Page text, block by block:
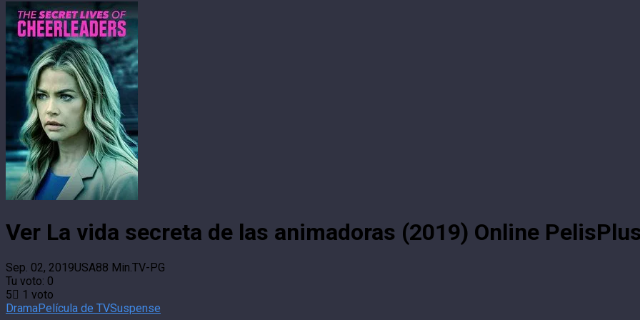
Ver La vida secreta de las animadoras (2019) Online
Sep. 02, 2019USA88 Min.TV-PG
Tu voto: 0
5
1 voto
DramaPelícula de TVSuspense